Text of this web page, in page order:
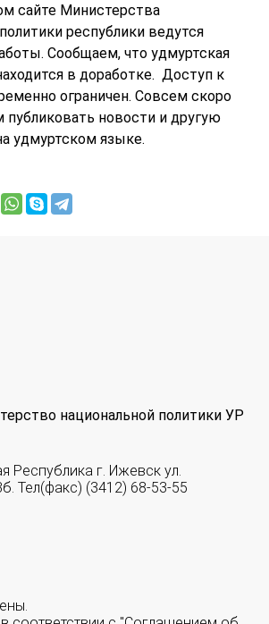
сайте Министерства
республики ведутся
Сообщаем, что удмуртская
в доработке. Доступ к
ограничен. Совсем скоро
новости и другую
удмуртском языке.
национальной политики УР
Республика г. Ижевск ул.
Тел(факс) (3412) 68-53-55